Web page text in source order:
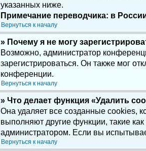
указанных ниже.
Примечание переводчика: в
Вернуться к началу
» Почему я не могу
Возможно, администратор
зарегистрироваться. Он также мог
конференции.
Вернуться к началу
» Что делает функция «Удалить
Она удаляет все созданные cookies,
выполняют другие функции, такие
администратором. Если вы
Вернуться к началу